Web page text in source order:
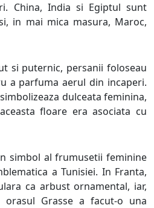
China, India si Egiptul sunt
in mai mica masura, Maroc,
si puternic, persanii foloseau
a parfuma aerul din incaperi.
dulceata feminina,
floare era asociata cu
simbol al frumusetii feminine
a Tunisiei. In Franta,
ca arbust ornamental, iar,
orasul Grasse a facut-o una